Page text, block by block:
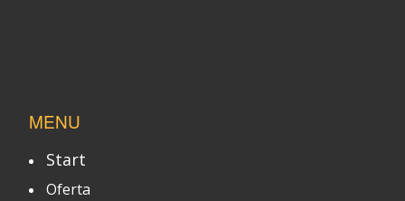
MENU
Start
Oferta